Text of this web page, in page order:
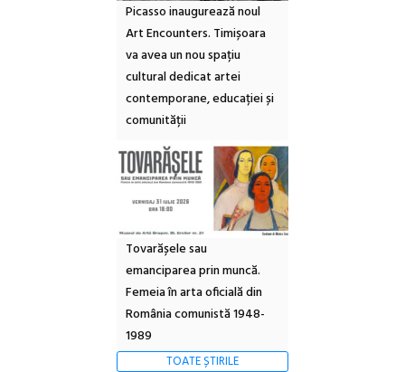
Picasso inaugurează noul
Art Encounters. Timișoara
va avea un nou spațiu
cultural dedicat artei
contemporane, educației și
comunității
Tovarășele sau
emanciparea prin muncă.
Femeia în arta oficială din
România comunistă 1948-
1989
TOATE ȘTIRILE